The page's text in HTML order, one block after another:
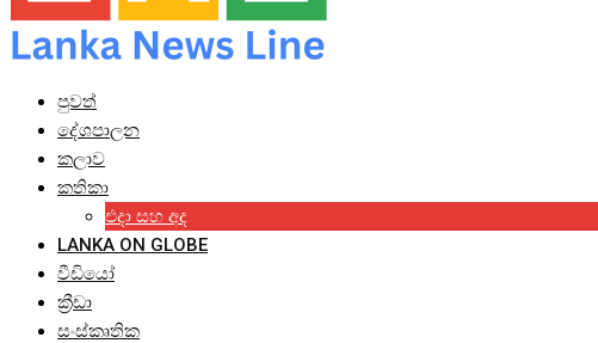
පුවත්
දේශපාලන
කලාව
කතිකා
එදා සහ අද
LANKA ON GLOBE
වීඩියෝ
ක්‍රීඩා
සංස්කෘතික